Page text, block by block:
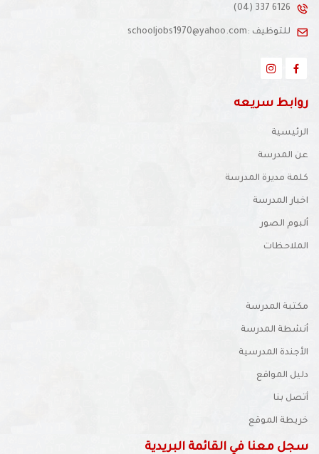
(04) 337 6126
للتوظيف :schooljobs1970@yahoo.com
روابط سريعه
الرئيسية
عن المدرسة
كلمة مديرة المدرسة
اخبار المدرسة
ألبوم الصور
الملاحظات
مكتبة المدرسة
أنشطة المدرسة
الأجندة المدرسية
دليل المواقع
أتصل بنا
خريطة الموقع
سجل معنا في القائمة البريدية